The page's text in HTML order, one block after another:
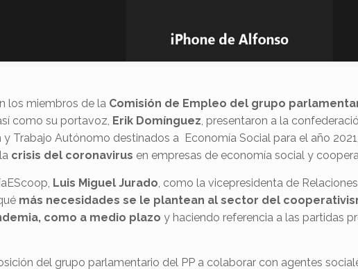
los miembros de la Comisión de Empleo del grupo
como su portavoz, Erik Domínguez, presentaron a la
y Trabajo Autónomo destinados a Economía Social para el año
crisis del coronavirus en empresas de economía social y
Luis Miguel Jurado, como la vicepresidenta de
más necesidades se le plantean al sector del
como a medio plazo y haciendo referencia a las partidas
del grupo parlamentario del PP a colaborar con agentes